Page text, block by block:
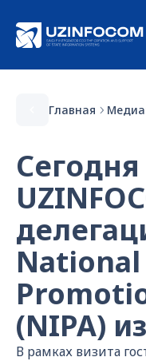
Главная
(NIPA)
В рамках визита